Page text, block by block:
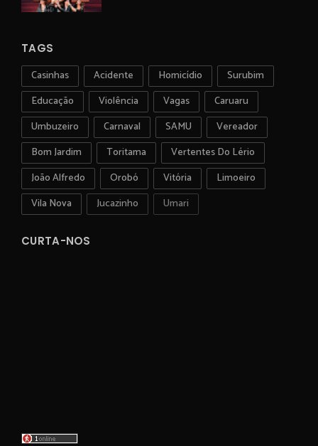
TAGS
Casinhas Acidente Homicídio
Surubim
Educação
Violência Vagas
Caruaru
Umbuzeiro
Carnaval SAMU
Vereador
Bom Jardim
Toritama
Vertentes Do Lério
João Alfredo
Orobó Vitória
Limoeiro
Vila Nova
Jucazinho Umari
CURTA-NOS